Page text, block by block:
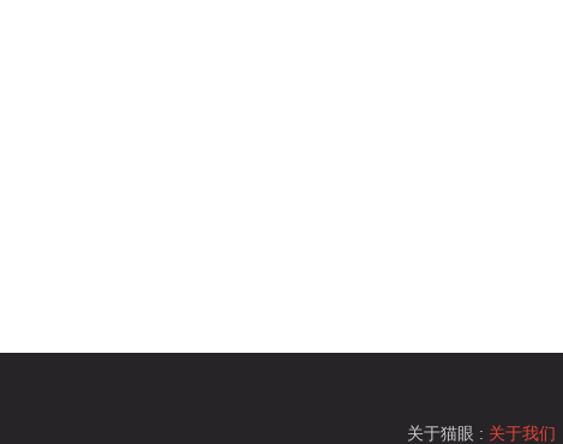
关于猫眼 : 关于我们